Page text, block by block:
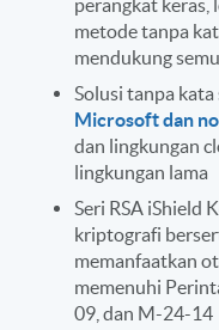
perangkat keras,
metode tanpa
mendukung
Solusi tanpa
Microsoft dan
dan lingkungan
lingkungan lama
Seri RSA iShield
kriptografi
memanfaatkan
memenuhi
09, dan M-24-14